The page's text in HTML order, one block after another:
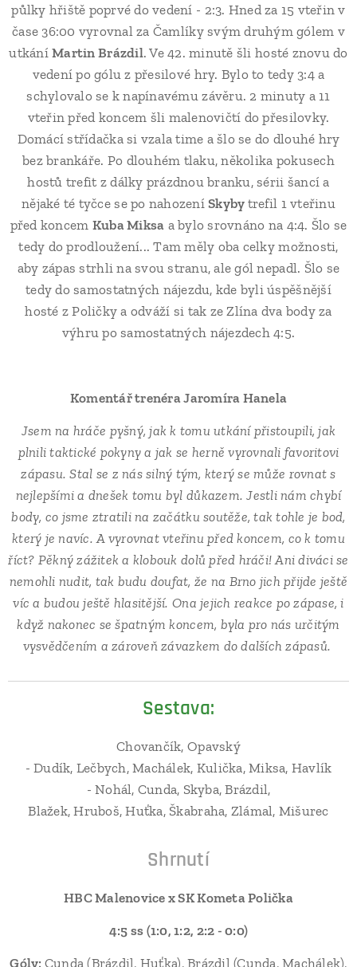
půlky hřiště poprvé do vedení - 2:3. Hned za 15 vteřin v
čase 36:00 vyrovnal za Čamlíky svým druhým gólem v
utkáníMartin Brázdil. Ve 42. minutě šli hosté znovu do
vedení po gólu z přesilové hry. Bylo to tedy 3:4 a
schylovalo se k napínavému závěru. 2 minuty a 11
vteřin před koncem šli malenovičtí do přesilovky.
Domácí střídačka si vzala time a šlo se do dlouhé hry
bez brankáře. Po dlouhém tlaku, několika pokusech
hostů trefit z dálky prázdnou branku, sérii šancí a
nějaké té tyčce se po nahozeníSkyby trefil 1 vteřinu
před koncem Kuba Miksa a bylo srovnáno na 4:4. Šlo se
tedy do prodloužení... Tam měly oba celky možnosti,
aby zápas strhli na svou stranu, ale gól nepadl. Šlo se
tedy do samostatných nájezdu, kde byli úspěšnější
hosté z Poličky a odváží si tak ze Zlína dva body za
výhru po samostatných nájezdech 4:5.
Komentář trenéra Jaromíra Hanela
Jsem na hráče pyšný, jak k tomu utkání přistoupili, jak
plnili taktické pokyny a jak se herně vyrovnali favoritovi
zápasu. Stal se z nás silný tým, který se může rovnat s
nejlepšími a dnešek tomu byl důkazem. Jestli nám chybí
body, co jsme ztratili na začátku soutěže, tak tohle je bod,
který je navíc. A vyrovnat vteřinu před koncem, co k tomu
říct? Pěkný zážitek a klobouk dolů před hráči! Ani diváci se
nemohli nudit, tak budu doufat, že na Brno jich přijde ještě
víc a budou ještě hlasitější. Ona jejich reakce po zápase, i
když nakonec se špatným koncem, byla pro nás určitým
vysvědčením a zároveň závazkem do dalších zápasů.
Sestava:
Chovančík, Opavský
- Dudík, Lečbych, Machálek, Kulička, Miksa, Havlík
- Nohál, Cunda, Skyba, Brázdil,
Blažek, Hruboš, Huťka, Škabraha, Zlámal, Mišurec
Shrnutí
HBC Malenovice x SK Kometa Polička
4:5 ss (1:0, 1:2, 2:2 - 0:0)
Góly: Cunda (Brázdil, Huťka), Brázdil (Cunda, Machálek),